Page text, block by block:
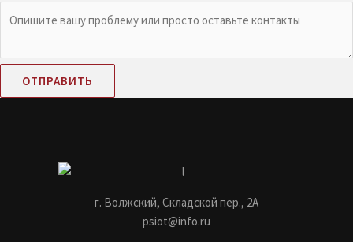
ОТПРАВИТЬ
г. Волжский, Складской пер., 2А
psiot@info.ru